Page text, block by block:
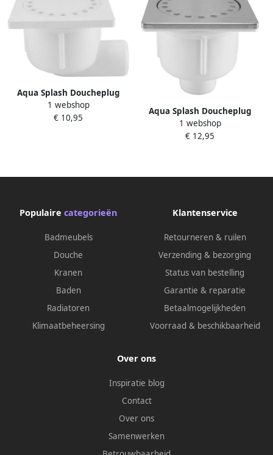
Aqua Splash Doucheplug
10X10 cm Zij Uitlaat Wit
1 webshop
€ 10,95
Aqua Splash Doucheplug
10X10 cm Onder Uitlaat RVS
1 webshop
€ 12,95
Populaire categorieën
Badmeubels
Douche
Kranen
Baden
Radiatoren
Klimaatbeheersing
Klantenservice
Retourneren & ruilen
Verzending & bezorging
Status van bestelling
Garantie & reparatie
Betaalmogelijkheden
Voorraad & beschikbaarheid
Over ons
Inspiratie blog
Contact
Over ons
Samenwerken